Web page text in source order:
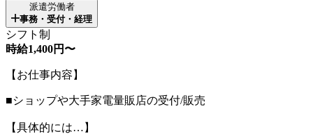
派遣労働者
事務・受付・経理
シフト制
時給1,400円〜
【お仕事内容】
■ショップや大手家電量販店の受付/販売
【具体的には…】